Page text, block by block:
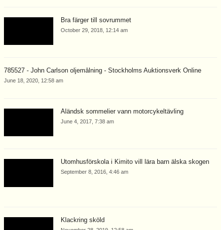
Bra färger till sovrummet
October 29, 2018, 12:14 am
785527 - John Carlson oljemålning - Stockholms Auktionsverk Online
June 18, 2020, 12:58 am
Åländsk sommelier vann motorcykeltävling
June 4, 2017, 7:38 am
Utomhusförskola i Kimito vill lära barn älska skogen
September 8, 2016, 4:46 am
Klackring sköld